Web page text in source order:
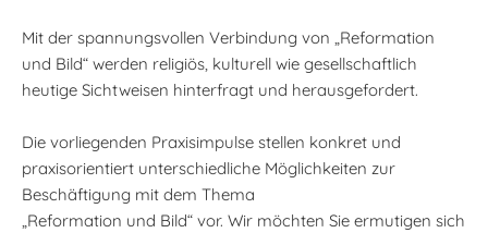
Mit der spannungsvollen Verbindung von „Reformation
und Bild“ werden religiös, kulturell wie gesellschaftlich
heutige Sichtweisen hinterfragt und herausgefordert.
Die vorliegenden Praxisimpulse stellen konkret und
praxisorientiert unterschiedliche Möglichkeiten zur
Beschäftigung mit dem Thema
„Reformation und Bild“ vor. Wir möchten Sie ermutigen sich